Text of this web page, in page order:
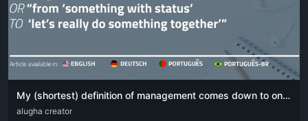
My (shortest) definition of management comes down to one simple sentence:
DEU ENG POR
alugha creator